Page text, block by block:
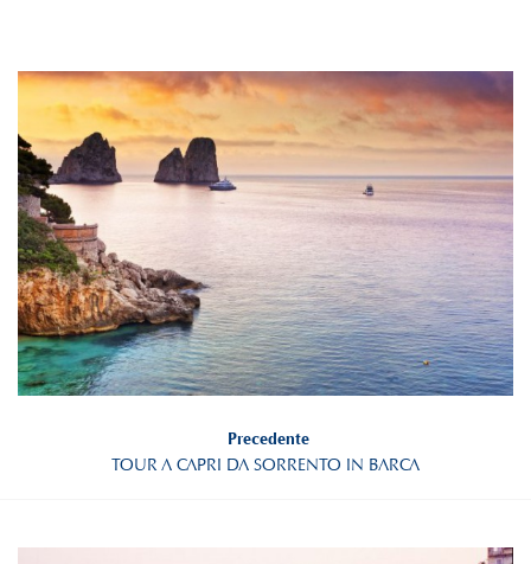
Precedente
TOUR A CAPRI DA SORRENTO IN BARCA